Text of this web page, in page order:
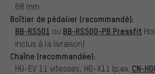
68 mm
Boîtier de pédalier (recommandé):
BB-RS501 ou BB-RS500-PB Pressfit
inclus à la livraison)
Chaîne (recommandée):
HG-EV 11 vitesses, HG-X11 (p.ex. CN-